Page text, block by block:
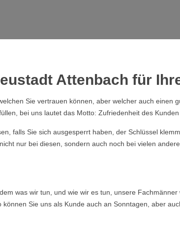
Attenbach für
Sie vertrauen können, aber welcher auch einen
bei uns lautet das Motto: Zufriedenheit des
falls Sie sich ausgesperrt haben, der Schlüssel
nur bei diesen, sondern auch noch bei vielen
was wir tun, und wie wir es tun, unsere
Sie uns als Kunde auch an Sonntagen, aber